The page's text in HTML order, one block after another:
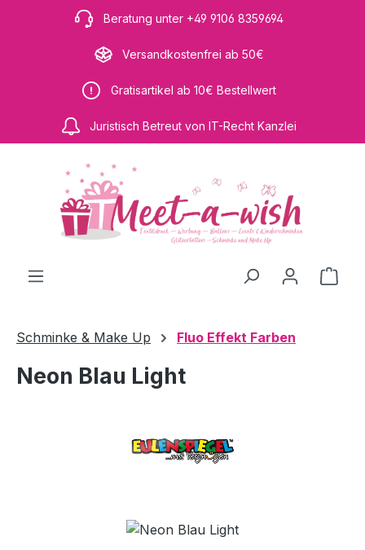
Zum Hauptinhalt springenBeratung unter +49 9106 8359694
Versandkostenfrei ab 50€
Gratisartikel ab 10€ Bestellwert
Juristisch Betreut von IT-Recht Kanzlei
Schminke & Make Up Fluo Effekt Farben
Neon Blau Light
Bildergalerie überspringen